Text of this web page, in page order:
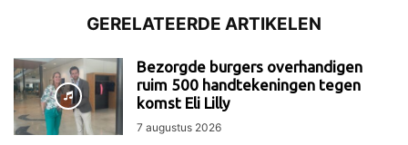
GERELATEERDE ARTIKELEN
Bezorgde burgers overhandigen
ruim 500 handtekeningen tegen
komst Eli Lilly
7 augustus 2026